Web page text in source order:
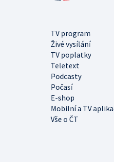
TV program
Živé vysílání
TV poplatky
Teletext
Podcasty
Počasí
E-shop
Mobilní a TV
Vše o ČT